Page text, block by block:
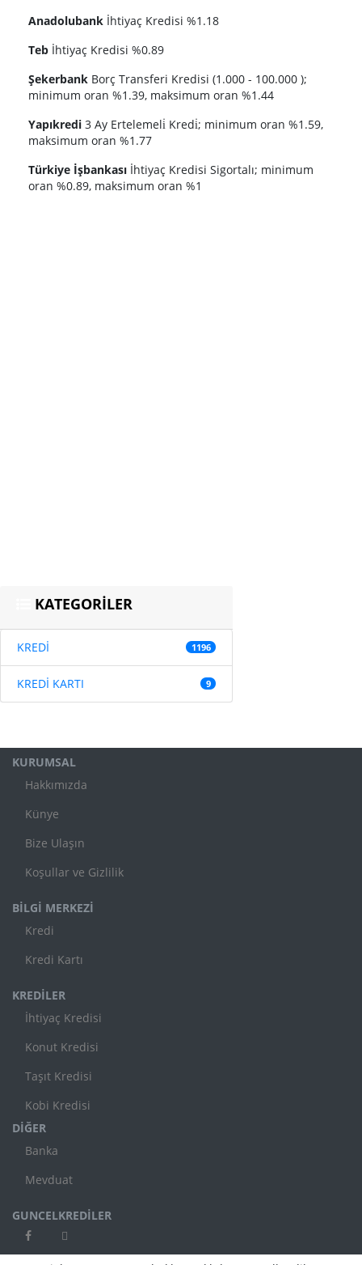
Anadolubank İhtiyaç Kredisi %1.18
Teb İhtiyaç Kredisi %0.89
Şekerbank Borç Transferi Kredisi (1.000 - 100.000 );
minimum oran %1.39, maksimum oran %1.44
Yapıkredi 3 Ay Ertelemeli̇ Kredi̇; minimum oran %1.59,
maksimum oran %1.77
Türkiye İşbankası İhtiyaç Kredisi Sigortalı; minimum
oran %0.89, maksimum oran %1
KATEGORİLER
KREDİ 1196
KREDİ KARTI 9
KURUMSAL
Hakkımızda
Künye
Bize Ulaşın
Koşullar ve Gizlilik
BİLGİ MERKEZİ
Kredi
Kredi Kartı
KREDİLER
İhtiyaç Kredisi
Konut Kredisi
Taşıt Kredisi
Kobi Kredisi
DİĞER
Banka
Mevduat
GUNCELKREDİLER